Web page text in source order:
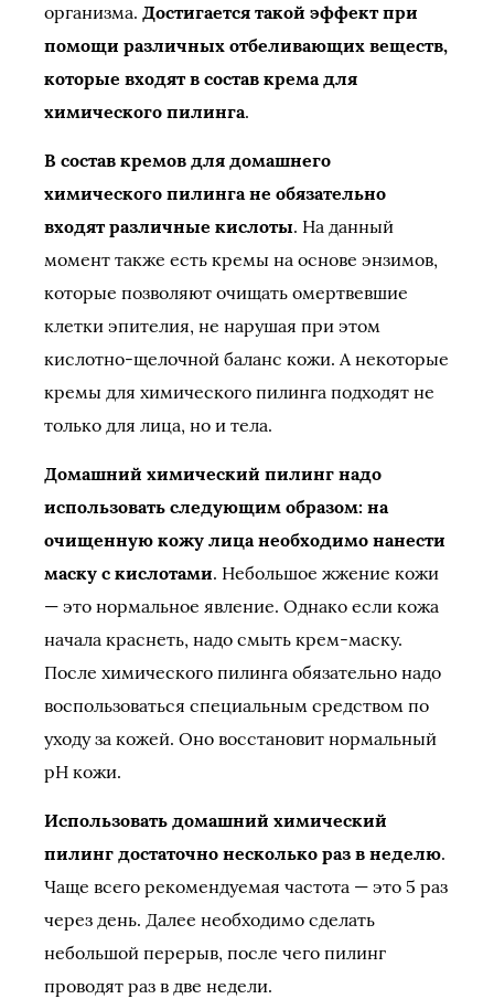
организма. Достигается такой эффект при
помощи различных отбеливающих веществ,
которые входят в состав крема для
химического пилинга.
В состав кремов для домашнего
химического пилинга не обязательно
входят различные кислоты. На данный
момент также есть кремы на основе энзимов,
которые позволяют очищать омертвевшие
клетки эпителия, не нарушая при этом
кислотно-щелочной баланс кожи. А некоторые
кремы для химического пилинга подходят не
только для лица, но и тела.
Домашний химический пилинг надо
использовать следующим образом: на
очищенную кожу лица необходимо нанести
маску с кислотами. Небольшое жжение кожи
— это нормальное явление. Однако если кожа
начала краснеть, надо смыть крем-маску.
После химического пилинга обязательно надо
воспользоваться специальным средством по
уходу за кожей. Оно восстановит нормальный
pH кожи.
Использовать домашний химический
пилинг достаточно несколько раз в неделю.
Чаще всего рекомендуемая частота — это 5 раз
через день. Далее необходимо сделать
небольшой перерыв, после чего пилинг
проводят раз в две недели.